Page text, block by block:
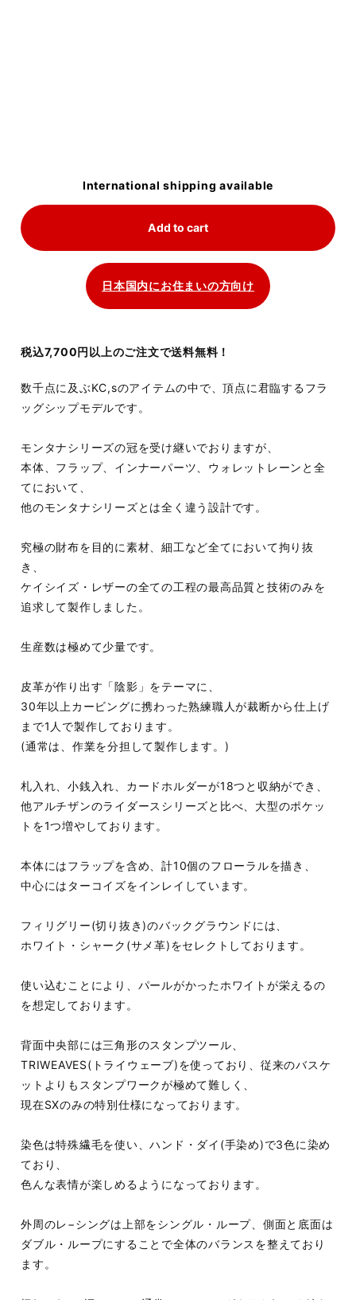
International shipping available
Add to cart
日本国内にお住まいの方向け
税込7,700円以上のご注文で送料無料！
数千点に及ぶKC,sのアイテムの中で、頂点に君臨するフラ
ッグシップモデルです。
モンタナシリーズの冠を受け継いでおりますが、
本体、フラップ、インナーパーツ、ウォレットレーンと全
てにおいて、
他のモンタナシリーズとは全く違う設計です。
究極の財布を目的に素材、細工など全てにおいて拘り抜
き、
ケイシイズ・レザーの全ての工程の最高品質と技術のみを
追求して製作しました。
生産数は極めて少量です。
皮革が作り出す「陰影」をテーマに、
30年以上カービングに携わった熟練職人が裁断から仕上げ
まで1人で製作しております。
(通常は、作業を分担して製作します。)
札入れ、小銭入れ、カードホルダーが18つと収納ができ、
他アルチザンのライダースシリーズと比べ、大型のポケッ
トを1つ増やしております。
本体にはフラップを含め、計10個のフローラルを描き、
中心にはターコイズをインレイしています。
フィリグリー(切り抜き)のバックグラウンドには、
ホワイト・シャーク(サメ革)をセレクトしております。
使い込むことにより、パールがかったホワイトが栄えるの
を想定しております。
背面中央部には三角形のスタンプツール、
TRIWEAVES(トライウェーブ)を使っており、従来のバスケ
ットよりもスタンプワークが極めて難しく、
現在SXのみの特別仕様になっております。
染色は特殊繊毛を使い、ハンド・ダイ(手染め)で3色に染め
ており、
色んな表情が楽しめるようになっております。
外周のレ−シングは上部をシングル・ループ、側面と底面は
ダブル・ループにすることで全体のバランスを整えており
ます。